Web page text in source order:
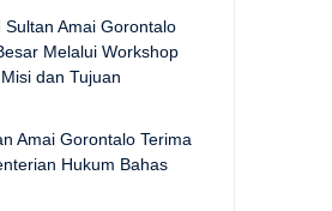
Sultan Amai Gorontalo
Melalui Workshop
dan Tujuan
Amai Gorontalo Terima
Hukum Bahas